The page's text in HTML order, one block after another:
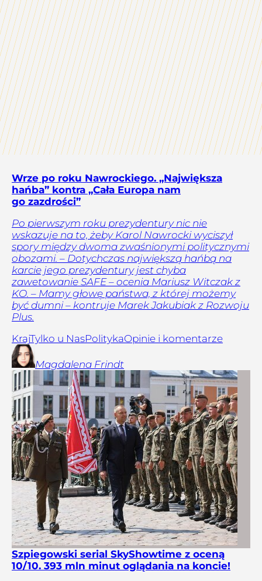
Wrze po roku Nawrockiego. „Największa
hańba” kontra „Cała Europa nam
go zazdrości”
Po pierwszym roku prezydentury nic nie
wskazuje na to, żeby Karol Nawrocki wyciszył
spory między dwoma zwaśnionymi politycznymi
obozami. – Dotychczas największą hańbą na
karcie jego prezydentury jest chyba
zawetowanie SAFE – ocenia Mariusz Witczak z
KO. – Mamy głowę państwa, z której możemy
być dumni – kontruje Marek Jakubiak z Rozwoju
Plus.
KrajTylko u NasPolitykaOpinie i komentarze
Magdalena Frindt
Szpiegowski serial SkyShowtime z oceną
10/10. 393 mln minut oglądania na koncie!